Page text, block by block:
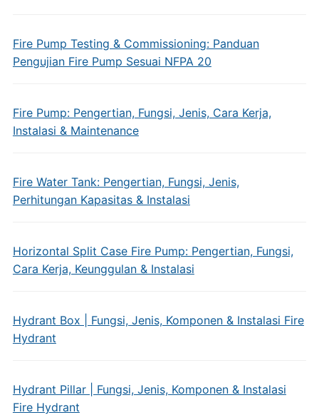
Fire Pump Testing & Commissioning: Panduan
Pengujian Fire Pump Sesuai NFPA 20
Fire Pump: Pengertian, Fungsi, Jenis, Cara Kerja,
Instalasi & Maintenance
Fire Water Tank: Pengertian, Fungsi, Jenis,
Perhitungan Kapasitas & Instalasi
Horizontal Split Case Fire Pump: Pengertian, Fungsi,
Cara Kerja, Keunggulan & Instalasi
Hydrant Box | Fungsi, Jenis, Komponen & Instalasi Fire
Hydrant
Hydrant Pillar | Fungsi, Jenis, Komponen & Instalasi
Fire Hydrant